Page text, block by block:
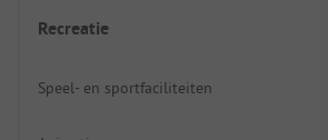
Recreatie
Speel- en sportfaciliteiten